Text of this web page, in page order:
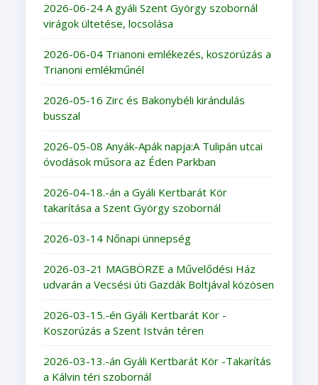
2026-06-24 A gyáli Szent György szobornál
virágok ültetése, locsolása
2026-06-04 Trianoni emlékezés, koszorúzás a
Trianoni emlékműnél
2026-05-16 Zirc és Bakonybéli kirándulás
busszal
2026-05-08 Anyák-Apák napja:A Tulipán utcai
óvodások műsora az Éden Parkban
2026-04-18.-án a Gyáli Kertbarát Kör
takarítása a Szent György szobornál
2026-03-14 Nőnapi ünnepség
2026-03-21 MAGBÖRZE a Művelődési Ház
udvarán a Vecsési úti Gazdák Boltjával közösen
2026-03-15.-én Gyáli Kertbarát Kör -
Koszorúzás a Szent István téren
2026-03-13.-án Gyáli Kertbarát Kör -Takarítás
a Kálvin téri szobornál